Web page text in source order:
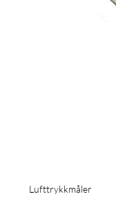
Lufttrykkmåler